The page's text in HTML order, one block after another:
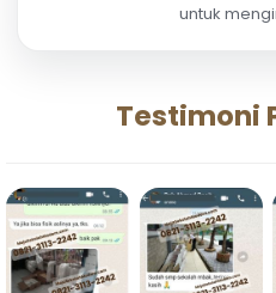
untuk
Testimoni